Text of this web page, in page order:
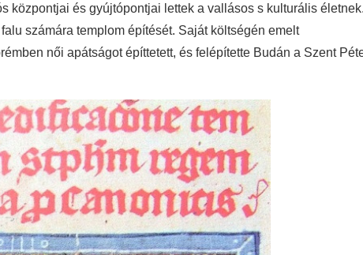
központjai és gyújtópontjai lettek a vallásos s kulturális
számára templom építését. Saját költségén emelt
női apátságot építtetett, és felépítette Budán a Szent